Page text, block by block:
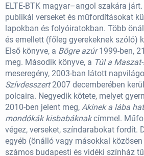
ELTE-BTK magyar–angol szakára
publikál verseket és műfordításokat
lapokban és folyóiratokban. Több
és emellett (főleg gyerekeknek szóló)
Első könyve, a Bögre azúr1999-ben,
meg. Második könyve, a Túl a
meseregény, 2003-ban látott
Szívdesszert2007 decemberében
polcaira. Negyedik kötete, melyet
2010-ben jelent meg, Akinek a lába
mondókák kisbabáknakcímmel.
végez, verseket, színdarabokat fordít.
egyéb (önálló vagy másokkal
számos budapesti és vidéki színház